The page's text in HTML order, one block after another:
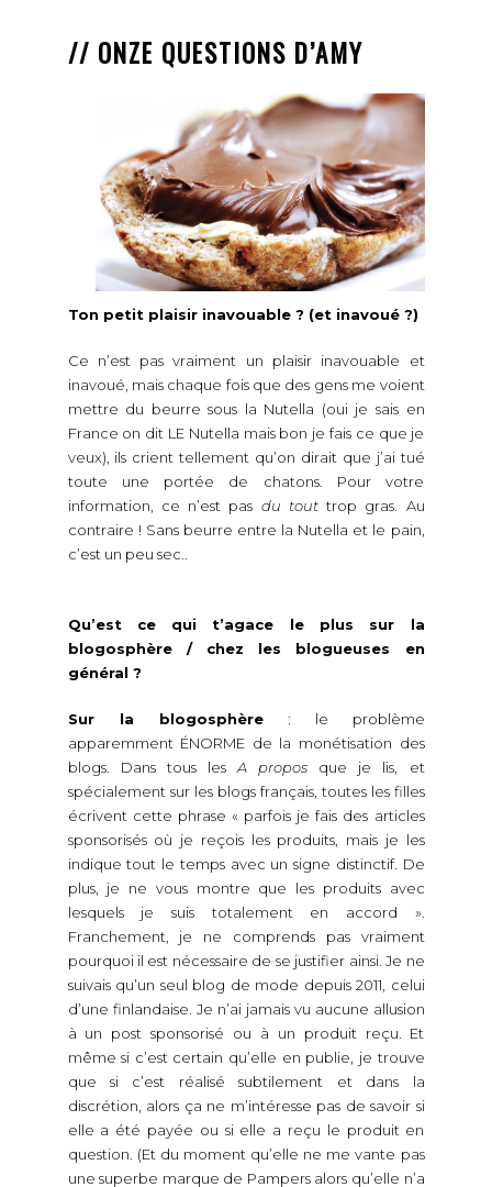
// ONZE QUESTIONS D’AMY
Ton petit plaisir inavouable ? (et inavoué ?)
Ce n’est pas vraiment un plaisir inavouable et
inavoué, mais chaque fois que des gens me voient
mettre du beurre sous la Nutella (oui je sais en
France on dit LE Nutella mais bon je fais ce que je
veux), ils crient tellement qu’on dirait que j’ai tué
toute une portée de chatons. Pour votre
information, ce n’est pas du touttrop gras. Au
contraire ! Sans beurre entre la Nutella et le pain,
c’est un peu sec..
Qu’est ce qui t’agace le plus sur la
blogosphère / chez les blogueuses en
général ?
Sur la blogosphère: le problème
apparemment ÉNORME de la monétisation des
blogs. Dans tous les A propos que je lis, et
spécialement sur les blogs français, toutes les filles
écrivent cette phrase « parfois je fais des articles
sponsorisés où je reçois les produits, mais je les
indique tout le temps avec un signe distinctif. De
plus, je ne vous montre que les produits avec
lesquels je suis totalement en accord ».
Franchement, je ne comprends pas vraiment
pourquoi il est nécessaire de se justifier ainsi. Je ne
suivais qu’un seul blog de mode depuis 2011, celui
d’une finlandaise. Je n’ai jamais vu aucune allusion
à un post sponsorisé ou à un produit reçu. Et
même si c’est certain qu’elle en publie, je trouve
que si c’est réalisé subtilement et dans la
discrétion, alors ça ne m’intéresse pas de savoir si
elle a été payée ou si elle a reçu le produit en
question. (Et du moment qu’elle ne me vante pas
une superbe marque de Pampers alors qu’elle n’a